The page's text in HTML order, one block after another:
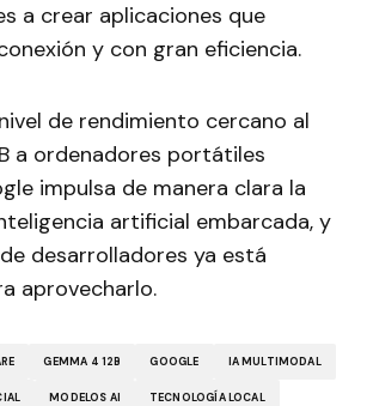
a crear aplicaciones que
y con gran eficiencia.
de rendimiento cercano al
a ordenadores portátiles
impulsa de manera clara la
artificial embarcada, y
desarrolladores ya está
aprovecharlo.
GEMMA 4 12B GOOGLE IA MULTIMODAL
MODELOS AI TECNOLOGÍA LOCAL